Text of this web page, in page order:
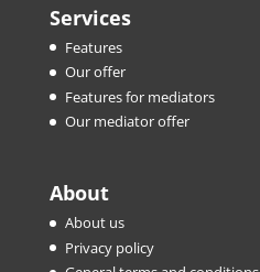
Services
Features
Our offer
Features for mediators
Our mediator offer
About
About us
Privacy policy